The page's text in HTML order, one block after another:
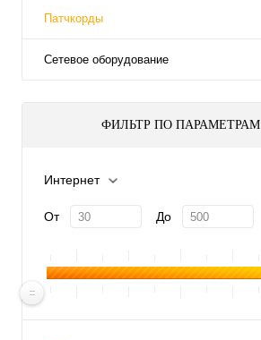
Патчкорды
Сетевое оборудование
ФИЛЬТР ПО ПАРАМЕТРАМ
Интернет
От До